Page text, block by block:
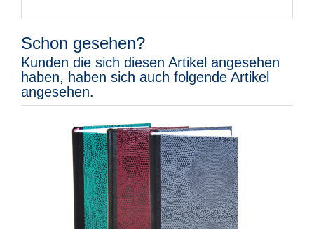
Schon gesehen?
Kunden die sich diesen Artikel angesehen
haben, haben sich auch folgende Artikel
angesehen.